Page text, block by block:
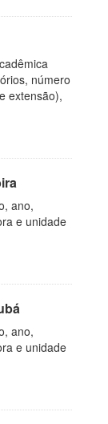
número
extensão),
ano,
e unidade
ano,
e unidade